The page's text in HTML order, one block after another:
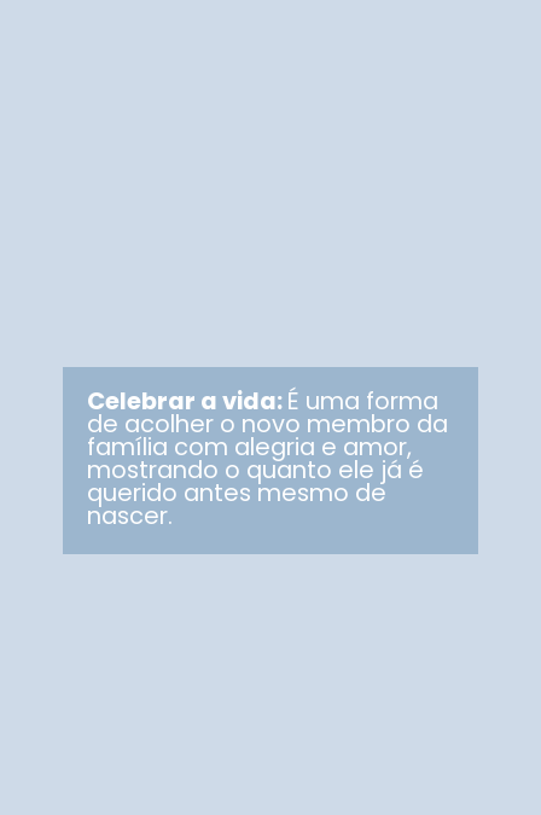
Celebrar a vida:É uma forma
de acolher o novo membro da
família com alegria e amor,
mostrando o quanto ele já é
querido antes mesmo de
nascer.